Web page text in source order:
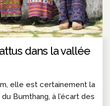
dans la vallée
elle est certainement la
Bumthang, à l’écart des